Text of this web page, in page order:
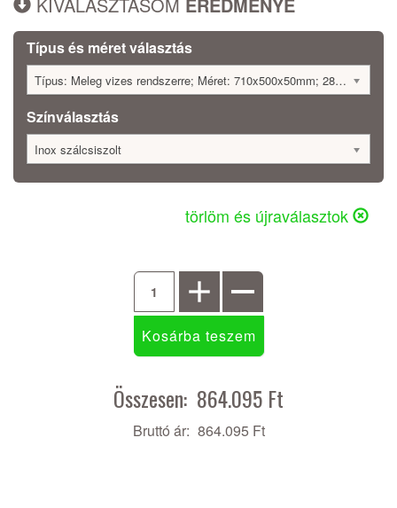
Típus és méret választás
Típus: Meleg vizes rendszerre; Méret: 710x500x50mm; 285 Watt; 864095 Ft
Színválasztás
Inox szálcsiszolt
törlöm és újraválasztok
Összesen: 864.095 Ft
Bruttó ár: 864.095 Ft